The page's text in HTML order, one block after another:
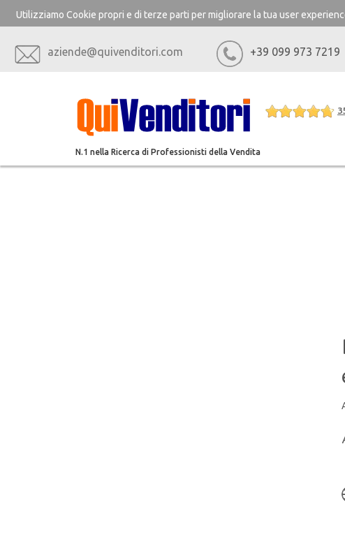
Utilizziamo Cookie propri e di terze parti per migliorare la tua user
aziende@quivenditori.com +39 099 973 7219
N.1 nella Ricerca di Professionisti della Vendita